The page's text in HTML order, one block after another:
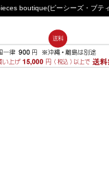
boutique(ピーシーズ・ブ